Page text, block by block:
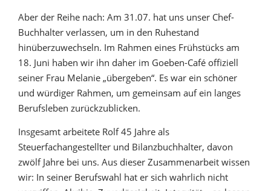
Aber der Reihe nach: Am 31.07. hat uns unser Chef-
Buchhalter verlassen, um in den Ruhestand
hinüberzuwechseln. Im Rahmen eines Frühstücks am
18. Juni haben wir ihn daher im Goeben-Café offiziell
seiner Frau Melanie „übergeben“. Es war ein schöner
und würdiger Rahmen, um gemeinsam auf ein langes
Berufsleben zurückzublicken.
Insgesamt arbeitete Rolf 45 Jahre als
Steuerfachangestellter und Bilanzbuchhalter, davon
zwölf Jahre bei uns. Aus dieser Zusammenarbeit wissen
wir: In seiner Berufswahl hat er sich wahrlich nicht